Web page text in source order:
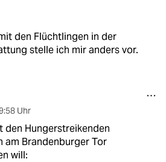
den Flüchtlingen in der
stelle ich mir anders vor.
Uhr
den Hungerstreikenden
am Brandenburger Tor
will: